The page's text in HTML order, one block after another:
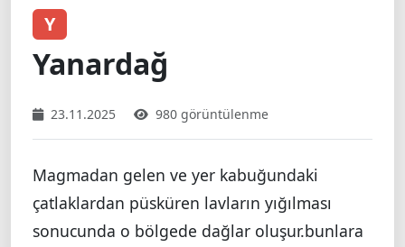
Y
Yanardağ
23.11.2025 980 görüntülenme
Magmadan gelen ve yer kabuğundaki
çatlaklardan püsküren lavların yığılması
sonucunda o bölgede dağlar oluşur.bunlara